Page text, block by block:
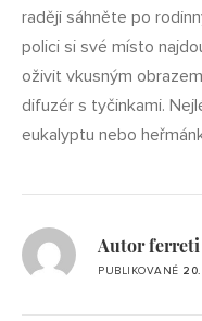
raději sáhněte po
polici si své místo
oživit vkusným
difuzér s tyčinkami.
eukalyptu nebo
Autor ferreti
PUBLIKOVANÉ